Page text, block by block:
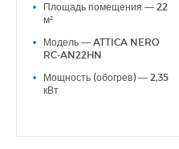
● 3D AUTO AIR
● I Feel
● Дополнительная
● Антикоррозийное
•
Площадь помещения — 22
м²
•
Модель — ATTICA NERO
RC-AN22HN
•
Мощность (обогрев) — 2,35
кВт